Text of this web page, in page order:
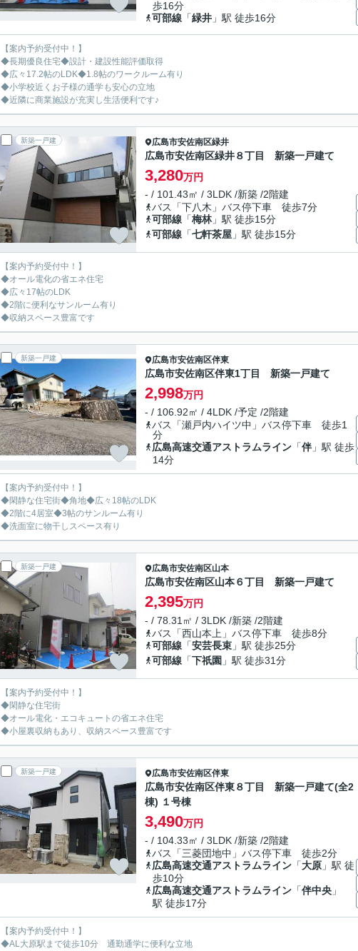
歩16分
可部線 「緑井 」駅 徒歩16分
【案内予約受付中！】
◆長期優良住宅◆設計・建設性能評価取得
◆広々17.2帖のLDK◆1.8帖のワークルーム有り
◆小学校近くお子様の通学も安心の立地
◆近隣に商業施設が充実し生活便利です♪
新築一戸建 広島市安佐南区緑井
広島市安佐南区緑井８丁目 新築一戸建て
3,280万円
- / 101.43㎡ / 3LDK /新築 /2階建
バス「下八木」バス停下車 徒歩7分
可部線 「梅林」駅 徒歩15分
可部線 「七軒茶屋 」駅 徒歩15分
【案内予約受付中！】
◆オール電化の省エネ住宅
◆広々17帖のLDK
◆2階に便利なサンルーム有り
◆収納スペース豊富です
新築一戸建 広島市安佐南区伴東
広島市安佐南区伴東1丁目 新築一戸建て
2,998万円
- / 106.92㎡ / 4LDK /予定 /2階建
バス「瀬戸内ハイツ中」バス停下車 徒歩1
分
広島高速交通アストラムライン 「伴」駅 徒歩
14分
【案内予約受付中！】
◆閑静な住宅街◆角地◆広々18帖のLDK
◆2階に4居室◆3帖のサンルーム有り
◆洗面室に物干しスペース有り
新築一戸建 広島市安佐南区山本
広島市安佐南区山本６丁目 新築一戸建て
2,395万円
- / 78.31㎡ / 3LDK /新築 /2階建
バス「西山本上」バス停下車 徒歩8分
可部線 「安芸長束 」駅 徒歩25分
可部線 「下祇園 」駅 徒歩31分
【案内予約受付中！】
◆閑静な住宅街
◆オール電化・エコキュートの省エネ住宅
◆小屋裏収納もあり、収納スペース豊富です
新築一戸建 広島市安佐南区伴東
広島市安佐南区伴東８丁目 新築一戸建て(全2
棟) １号棟
3,490万円
- / 104.33㎡ / 3LDK /新築 /2階建
バス「三菱団地中」バス停下車 徒歩2分
広島高速交通アストラムライン 「大原 」駅 徒
歩10分
広島高速交通アストラムライン 「伴中央 」
駅 徒歩17分
【案内予約受付中！】
◆AL大原駅まで徒歩10分 通勤通学に便利な立地